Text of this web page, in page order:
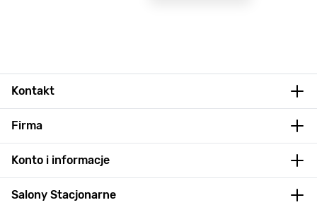
Kontakt
Firma
Konto i informacje
Salony Stacjonarne